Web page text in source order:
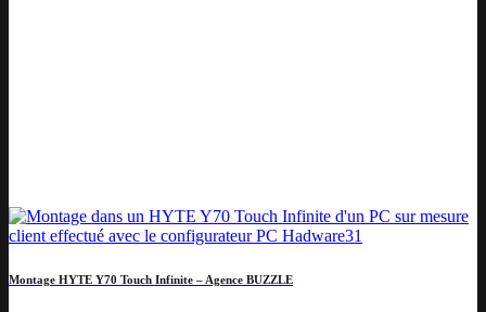
Montage HYTE Y70 Touch Infinite – Agence BUZZLE